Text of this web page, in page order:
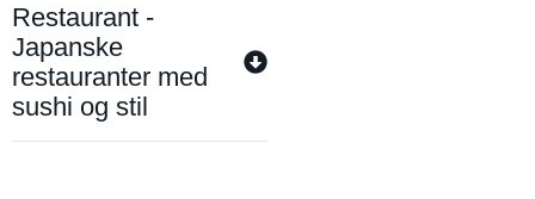
Restaurant -
Japanske
restauranter med
sushi og stil